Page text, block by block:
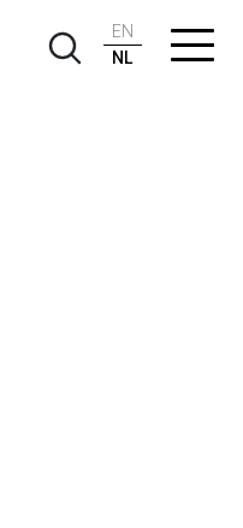
EN
NL
Tijdlamp',